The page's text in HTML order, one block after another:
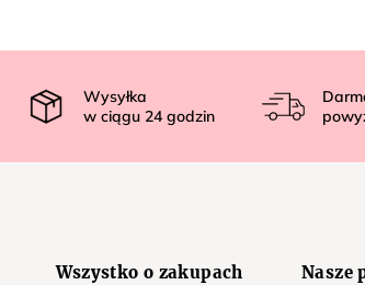
Wysyłka
w ciągu 24 godzin
Wszystko o zakupach Nasze